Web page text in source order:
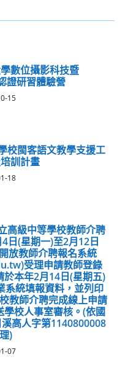
數位攝影科技暨
證研習體驗營
15
校閩客語文教學支援工
訓計畫
18
高級中等學校教師介聘
日(星期一)至2月12日
放教師介聘報名系統
受理申請教師登錄
本年2月14日(星期五)
系統填報資料，並列印
教師介聘完成線上申請
校人事室審核。(依國
高人字第1140800008
)
07